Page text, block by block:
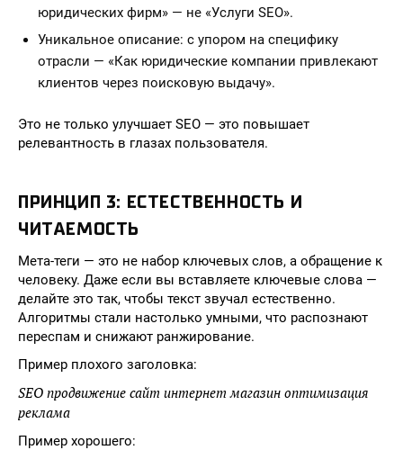
юридических фирм» — не «Услуги SEO».
Уникальное описание: с упором на специфику
отрасли — «Как юридические компании привлекают
клиентов через поисковую выдачу».
Это не только улучшает SEO — это повышает
релевантность в глазах пользователя.
ПРИНЦИП 3: ЕСТЕСТВЕННОСТЬ И
ЧИТАЕМОСТЬ
Мета-теги — это не набор ключевых слов, а обращение к
человеку. Даже если вы вставляете ключевые слова —
делайте это так, чтобы текст звучал естественно.
Алгоритмы стали настолько умными, что распознают
переспам и снижают ранжирование.
Пример плохого заголовка:
SEO продвижение сайт интернет магазин оптимизация
реклама
Пример хорошего: